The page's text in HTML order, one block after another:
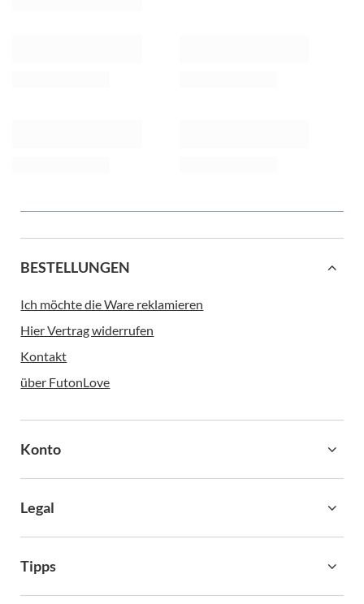
BESTELLUNGEN
Ich möchte die Ware reklamieren
Hier Vertrag widerrufen
Kontakt
über FutonLove
Konto
Legal
Tipps